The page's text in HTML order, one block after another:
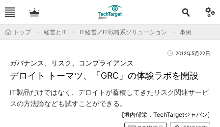
トップ 経営とIT IT経営／IT戦略系ソリューション 事例
2012年5月22日
デロイト トーマツ、「GRC」の体験ラボを開設
ガバナンス、リスク、コンプライアンス
IT製品だけではなく、デロイトが蓄積してきたリスク関連サービ
スの方法論なども試すことができる。
[垣内郁栄，TechTargetジャパン]